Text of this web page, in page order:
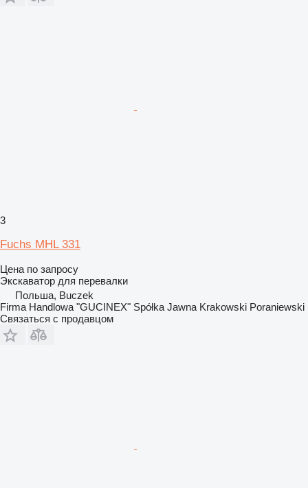
3
Fuchs MHL 331
Цена по запросу
Экскаватор для перевалки
Польша, Buczek
Firma Handlowa "GUCINEX" Spółka Jawna Krakowski Poraniewski
Связаться с продавцом